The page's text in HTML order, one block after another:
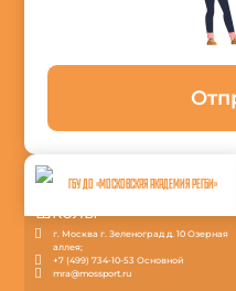
ГБУ ДО «МОСКОВСКАЯ АКАДЕМИЯ РЕГБИ»
г. Москва г. Зеленоград д. 10 Озерная
аллея;
+7 (499) 734-10-53 Основной
mra@mossport.ru